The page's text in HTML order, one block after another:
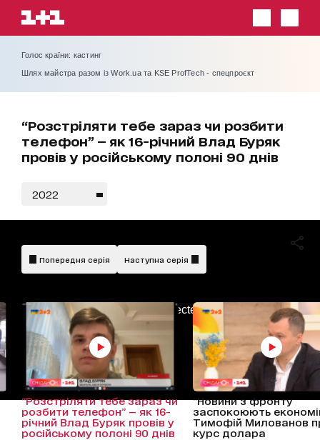
Голос країни: кастинг
Шлях майстра разом із Work.ua та KSE ProfTech - спецпроєкт
“Розстріляти тебе зараз чи розбити
телефон” — як 16-річний Влад Буряк
провів у російському полоні 90 днів
2022
AdBlockDetected!
Попередня серія Наступна серія
“Розстріляти тебе зараз чи
розбити телефон” — як 16-
річний Влад Буряк провів у
російському полоні 90 днів
“Новини з фронту
заспокоюють
Тимофій Милованов
курс долара